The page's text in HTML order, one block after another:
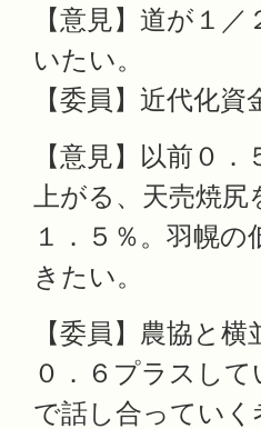
【意見】道が１
いたい。
【委員】近代化
【意見】以前０
上がる、天売焼
１．５％。羽幌
きたい。
【委員】農協と
０．６プラスし
で話し合ってい